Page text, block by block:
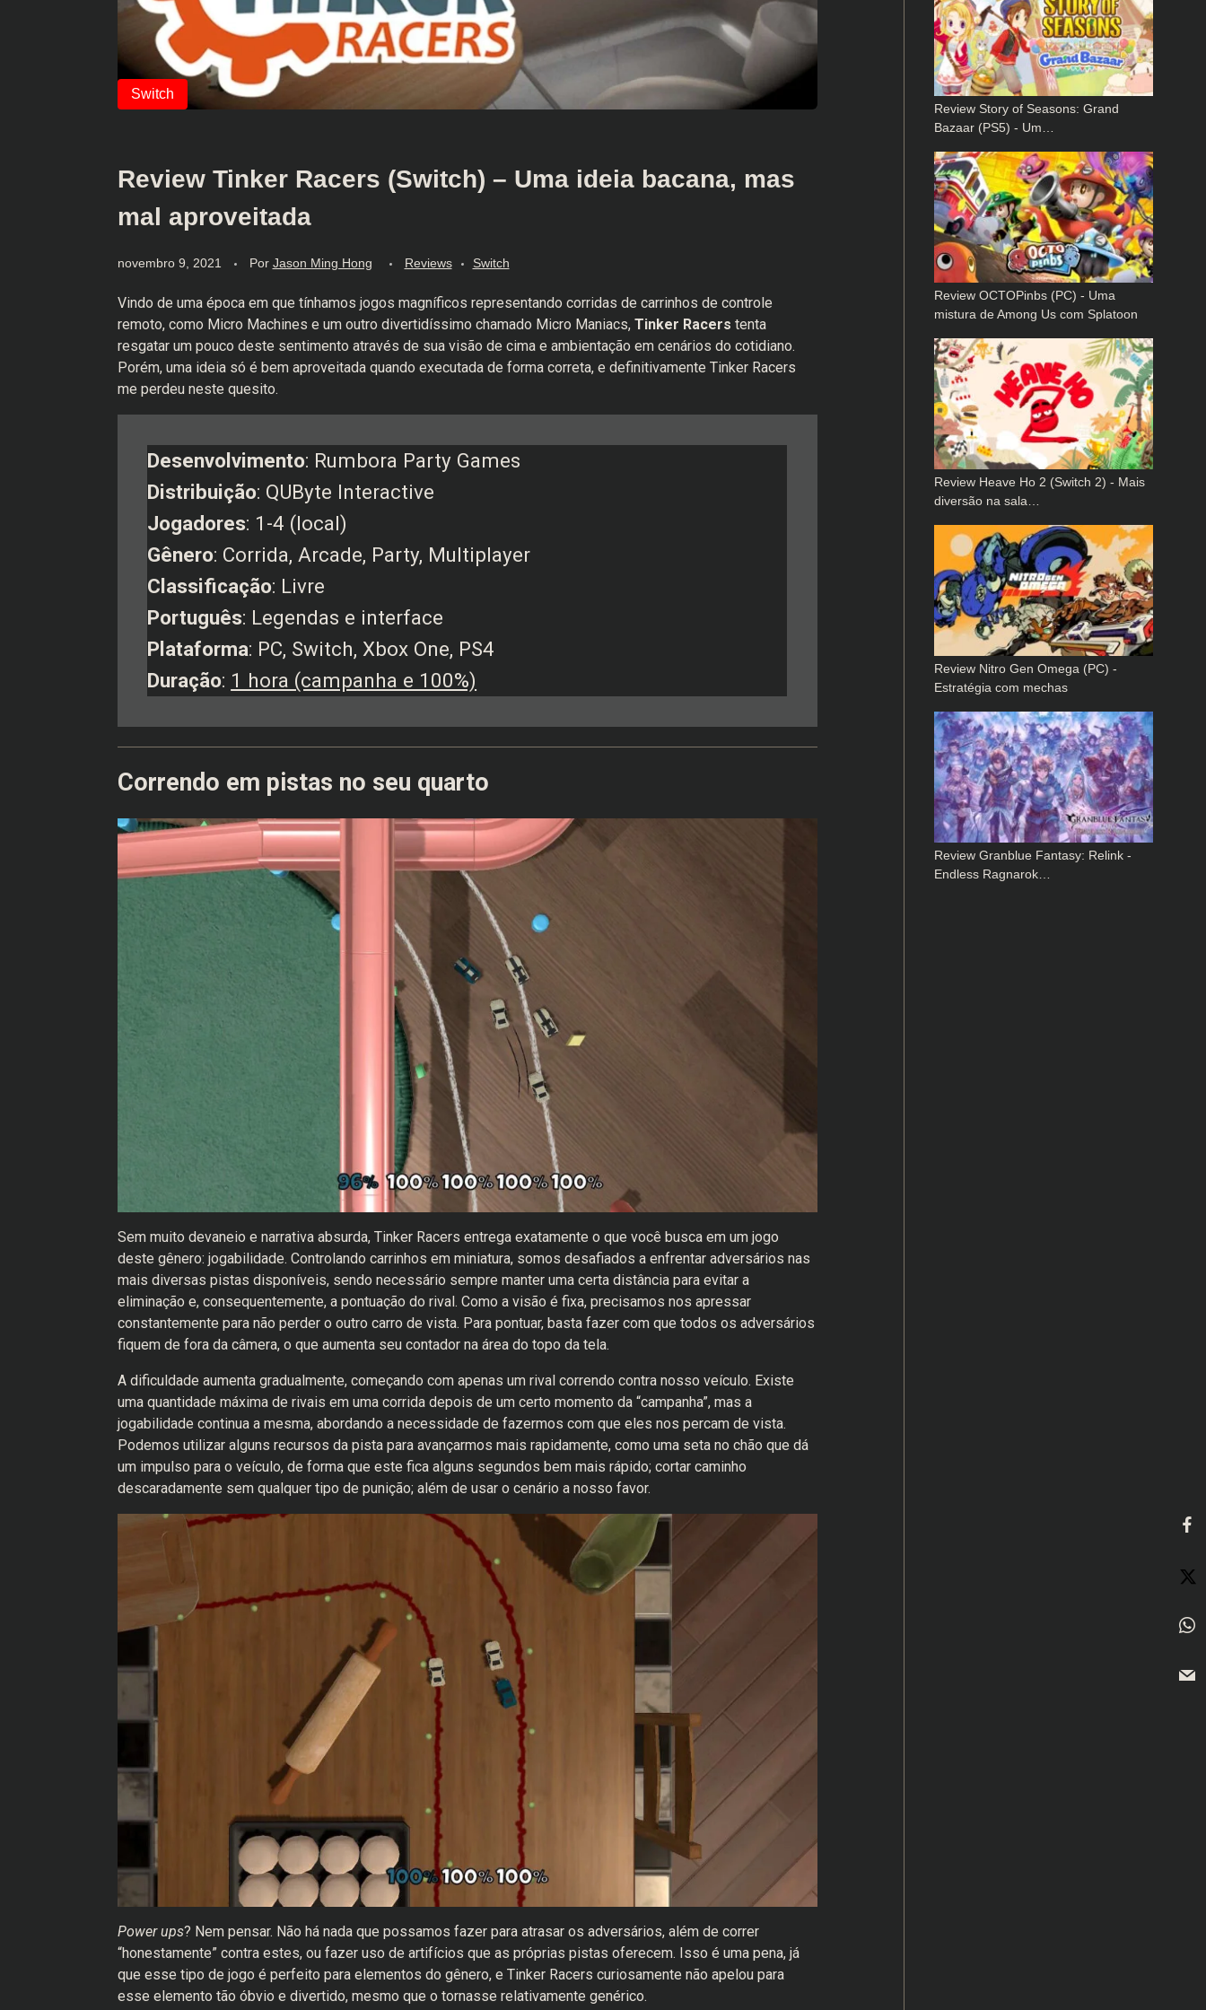
Review Tinker Racers (Switch) – Uma ideia bacana, mas
mal aproveitada
novembro 9, 2021 Por Jason Ming Hong Reviews Switch
Vindo de uma época em que tínhamos jogos magníficos representando corridas de carrinhos de controle
remoto, como Micro Machines e um outro divertidíssimo chamado Micro Maniacs, Tinker Racers tenta
resgatar um pouco deste sentimento através de sua visão de cima e ambientação em cenários do cotidiano.
Porém, uma ideia só é bem aproveitada quando executada de forma correta, e definitivamente Tinker Racers
me perdeu neste quesito.
Desenvolvimento: Rumbora Party Games
Distribuição: QUByte Interactive
Jogadores: 1-4 (local)
Gênero: Corrida, Arcade, Party, Multiplayer
Classificação: Livre
Português: Legendas e interface
Plataforma: PC, Switch, Xbox One, PS4
Duração: 1 hora (campanha e 100%)
Correndo em pistas no seu quarto
Sem muito devaneio e narrativa absurda, Tinker Racers entrega exatamente o que você busca em um jogo
deste gênero: jogabilidade. Controlando carrinhos em miniatura, somos desafiados a enfrentar adversários nas
mais diversas pistas disponíveis, sendo necessário sempre manter uma certa distância para evitar a
eliminação e, consequentemente, a pontuação do rival. Como a visão é fixa, precisamos nos apressar
constantemente para não perder o outro carro de vista. Para pontuar, basta fazer com que todos os adversários
fiquem de fora da câmera, o que aumenta seu contador na área do topo da tela.
A dificuldade aumenta gradualmente, começando com apenas um rival correndo contra nosso veículo. Existe
uma quantidade máxima de rivais em uma corrida depois de um certo momento da “campanha”, mas a
jogabilidade continua a mesma, abordando a necessidade de fazermos com que eles nos percam de vista.
Podemos utilizar alguns recursos da pista para avançarmos mais rapidamente, como uma seta no chão que dá
um impulso para o veículo, de forma que este fica alguns segundos bem mais rápido; cortar caminho
descaradamente sem qualquer tipo de punição; além de usar o cenário a nosso favor.
Power ups? Nem pensar. Não há nada que possamos fazer para atrasar os adversários, além de correr
“honestamente” contra estes, ou fazer uso de artifícios que as próprias pistas oferecem. Isso é uma pena, já
que esse tipo de jogo é perfeito para elementos do gênero, e Tinker Racers curiosamente não apelou para
esse elemento tão óbvio e divertido, mesmo que o tornasse relativamente genérico.
Review Story of Seasons: Grand
Bazaar (PS5) - Um…
Review OCTOPinbs (PC) - Uma
mistura de Among Us com Splatoon
Review Heave Ho 2 (Switch 2) - Mais
diversão na sala…
Review Nitro Gen Omega (PC) -
Estratégia com mechas
Review Granblue Fantasy: Relink -
Endless Ragnarok…